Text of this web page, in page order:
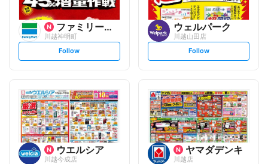
ファミリーマート
川越神明町
s
t
l
o
w
Follow
ウェルパーク
川越山田店
s
t
l
o
w
Follow
ウエルシア
川越今成店
ヤマダデンキ
川越店